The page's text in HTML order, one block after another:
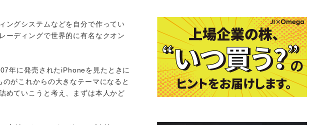
ングシステムなどを自分で作ってい
ーディングで世界的に有名なクオン
年に発売されたiPhoneを見たときに
がこれからの大きなテーマになると
めていこうと考え、まずは本人かど